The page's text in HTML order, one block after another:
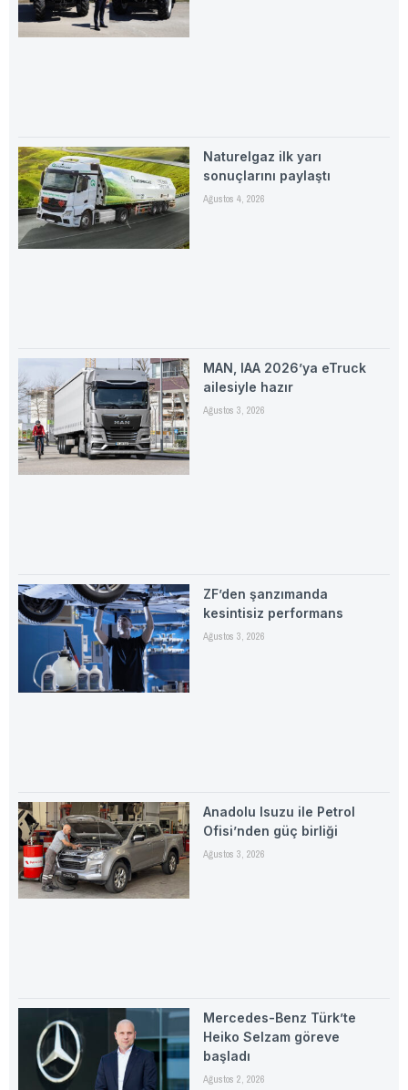
Naturelgaz ilk yarı
sonuçlarını paylaştı
Ağustos 4, 2026
MAN, IAA 2026’ya eTruck
ailesiyle hazır
Ağustos 3, 2026
ZF’den şanzımanda
kesintisiz performans
Ağustos 3, 2026
Anadolu Isuzu ile Petrol
Ofisi’nden güç birliği
Ağustos 3, 2026
Mercedes-Benz Türk’te
Heiko Selzam göreve
başladı
Ağustos 2, 2026